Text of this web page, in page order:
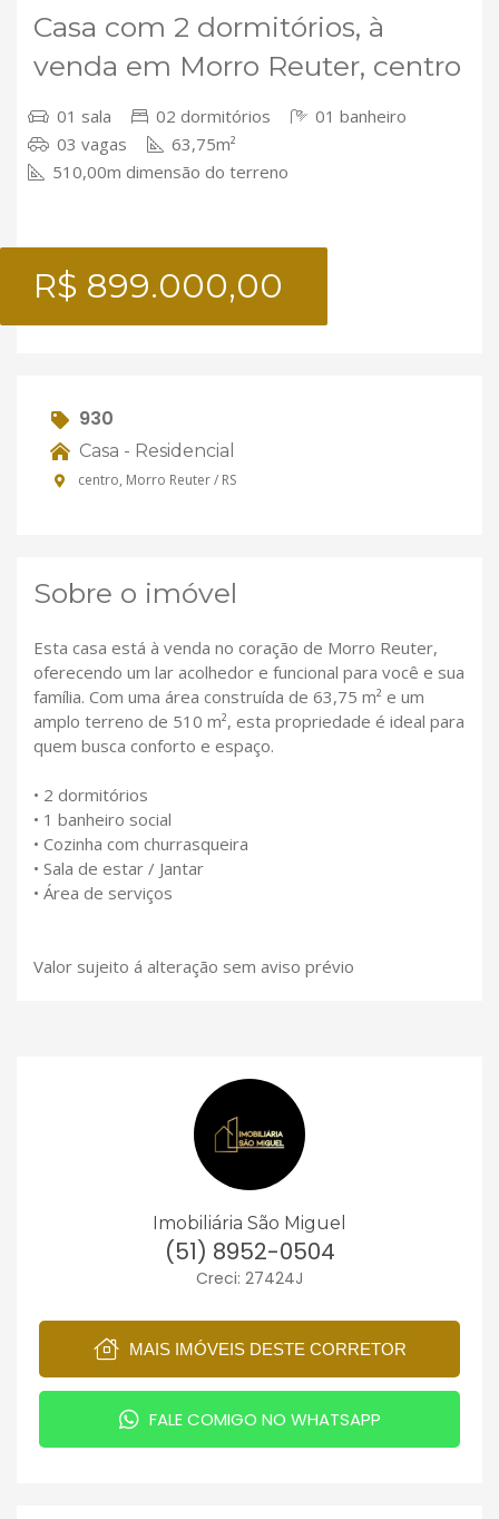
Casa com 2 dormitórios, à
venda em Morro Reuter, centro
01 sala 02 dormitórios
01 banheiro
03 vagas
63,75m²
510,00m dimensão do terreno
R$ 899.000,00
930
Casa - Residencial
centro, Morro Reuter / RS
Sobre o imóvel
Esta casa está à venda no coração de Morro Reuter,
oferecendo um lar acolhedor e funcional para você e sua
família. Com uma área construída de 63,75 m² e um
amplo terreno de 510 m², esta propriedade é ideal para
quem busca conforto e espaço.
• 2 dormitórios
• 1 banheiro social
• Cozinha com churrasqueira
• Sala de estar / Jantar
• Área de serviços
Valor sujeito á alteração sem aviso prévio
Imobiliária São Miguel
(51) 8952-0504
Creci: 27424J
MAIS IMÓVEIS DESTE CORRETOR
FALE COMIGO NO WHATSAPP